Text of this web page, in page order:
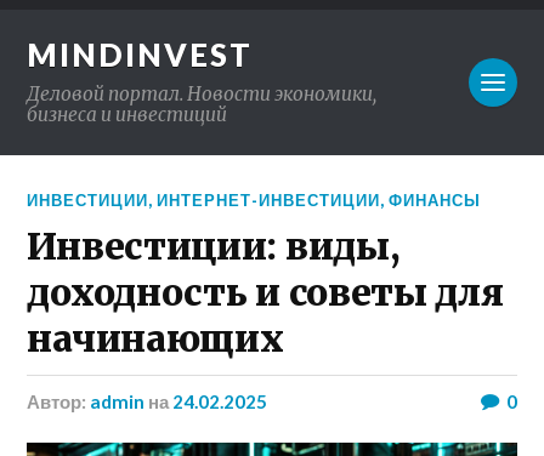
MINDINVEST
Деловой портал. Новости экономики,
бизнеса и инвестиций
ИНВЕСТИЦИИ,ИНТЕРНЕТ-ИНВЕСТИЦИИ,ФИНАНСЫ
Инвестиции: виды,
доходность и советы для
начинающих
Автор: admin на 24.02.2025 0